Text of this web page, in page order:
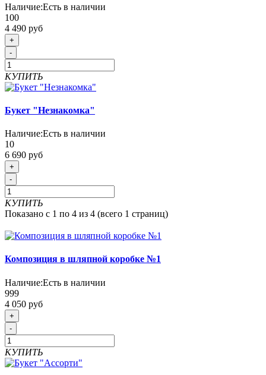
Наличие:Есть в наличии
100
4 490 руб
+
-
КУПИТЬ
Букет "Незнакомка"
Наличие:Есть в наличии
10
6 690 руб
+
-
КУПИТЬ
Показано с 1 по 4 из 4 (всего 1 страниц)
Композиция в шляпной коробке №1
Наличие:Есть в наличии
999
4 050 руб
+
-
КУПИТЬ